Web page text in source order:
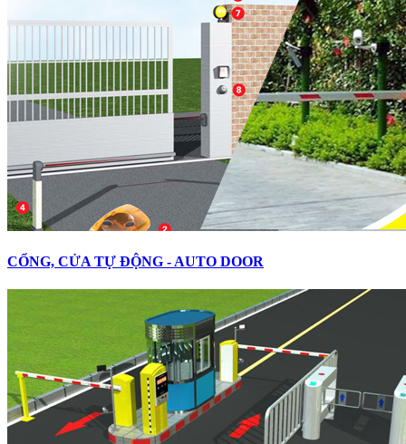
CỔNG, CỬA TỰ ĐỘNG - AUTO DOOR